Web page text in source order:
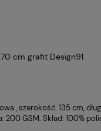
cm grafit Design91
, szerokość: 135 cm,
200 GSM. Skład: 100%